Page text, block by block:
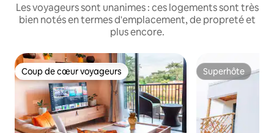
Les voyageurs sont unanimes : ces logements sont très
bien notés en termes d'emplacement, de propreté et
plus encore.
Coup de cœur voyageurs
Coup de cœur voyageurs Superhôte
Superhôte